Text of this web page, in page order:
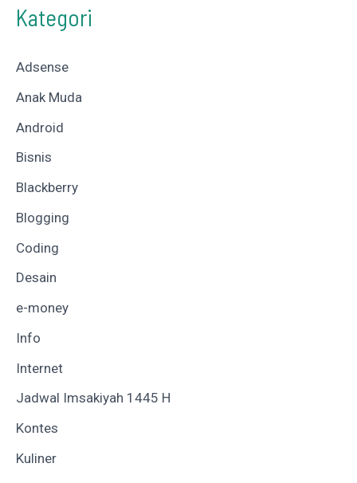
Kategori
Adsense
Anak Muda
Android
Bisnis
Blackberry
Blogging
Coding
Desain
e-money
Info
Internet
Jadwal Imsakiyah 1445 H
Kontes
Kuliner